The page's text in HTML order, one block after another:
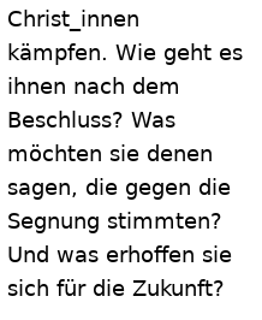
Christ_innen
kämpfen. Wie geht es
ihnen nach dem
Beschluss? Was
möchten sie denen
sagen, die gegen die
Segnung stimmten?
Und was erhoffen sie
sich für die Zukunft?